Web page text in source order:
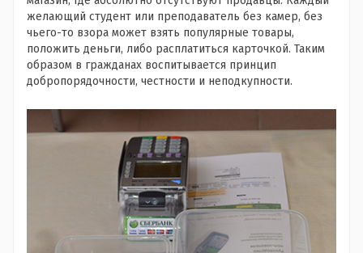
желающий студент или преподаватель без камер, без
чьего-то взора может взять популярные товары,
положить деньги, либо расплатиться карточкой. Таким
образом в гражданах воспитывается принцип
добропорядочности, честности и неподкупности.